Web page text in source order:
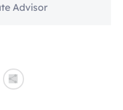
Advisor